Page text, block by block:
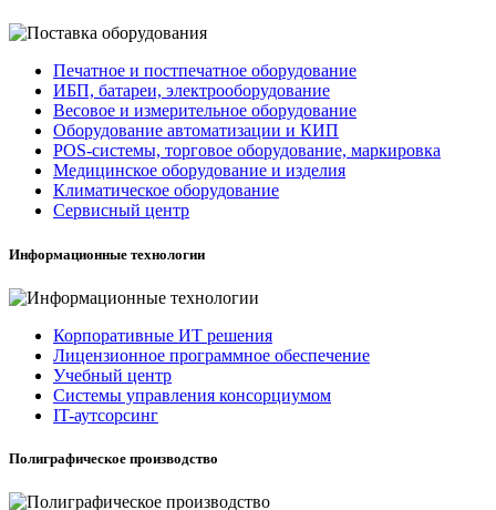
Печатное и постпечатное оборудование
ИБП, батареи, электрооборудование
Весовое и измерительное оборудование
Оборудование автоматизации и КИП
POS-системы, торговое оборудование, маркировка
Медицинское оборудование и изделия
Климатическое оборудование
Сервисный центр
Информационные технологии
Корпоративные ИТ решения
Лицензионное программное обеспечение
Учебный центр
Системы управления консорциумом
IT-аутсорсинг
Полиграфическое производство